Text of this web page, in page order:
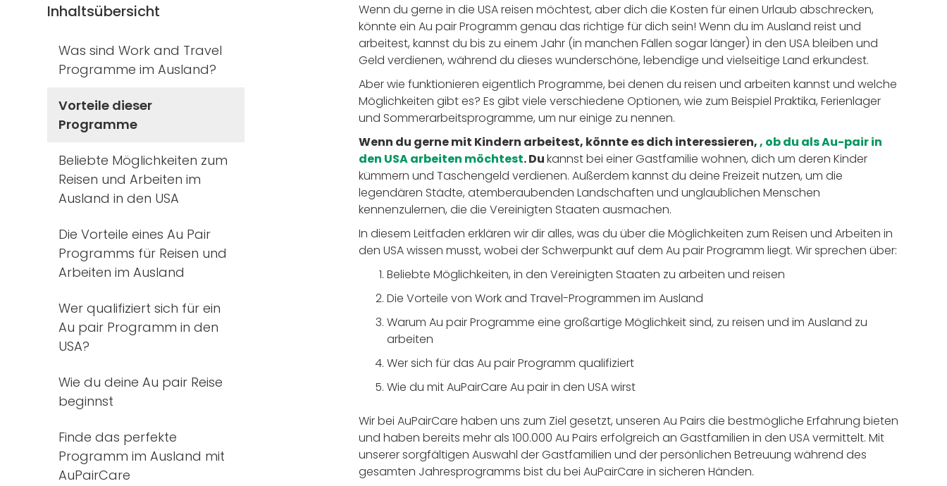
Inhaltsübersicht
Was sind Work and Travel
Programme im Ausland?
Vorteile dieser
Programme
Beliebte Möglichkeiten zum
Reisen und Arbeiten im
Ausland in den USA
Die Vorteile eines Au Pair
Programms für Reisen und
Arbeiten im Ausland
Wer qualifiziert sich für ein
Au pair Programm in den
USA?
Wie du deine Au pair Reise
beginnst
Finde das perfekte
Programm im Ausland mit
AuPairCare
Wenn du gerne in die USA reisen möchtest, aber dich die Kosten für einen Urlaub abschrecken,
könnte ein Au pair Programm genau das richtige für dich sein! Wenn du im Ausland reist und
arbeitest, kannst du bis zu einem Jahr (in manchen Fällen sogar länger) in den USA bleiben und
Geld verdienen, während du dieses wunderschöne, lebendige und vielseitige Land erkundest.
Aber wie funktionieren eigentlich Programme, bei denen du reisen und arbeiten kannst und welche
Möglichkeiten gibt es? Es gibt viele verschiedene Optionen, wie zum Beispiel Praktika, Ferienlager
und Sommerarbeitsprogramme, um nur einige zu nennen.
Wenn du gerne mit Kindern arbeitest, könnte es dich interessieren,, ob du als Au-pair in
den USA arbeiten möchtest. Dukannst bei einer Gastfamilie wohnen, dich um deren Kinder
kümmern und Taschengeld verdienen. Außerdem kannst du deine Freizeit nutzen, um die
legendären Städte, atemberaubenden Landschaften und unglaublichen Menschen
kennenzulernen, die die Vereinigten Staaten ausmachen.
In diesem Leitfaden erklären wir dir alles, was du über die Möglichkeiten zum Reisen und Arbeiten in
den USA wissen musst, wobei der Schwerpunkt auf dem Au pair Programm liegt. Wir sprechen über:
Beliebte Möglichkeiten, in den Vereinigten Staaten zu arbeiten und reisen
Die Vorteile von Work and Travel-Programmen im Ausland
Warum Au pair Programme eine großartige Möglichkeit sind, zu reisen und im Ausland zu
arbeiten
Wer sich für das Au pair Programm qualifiziert
Wie du mit AuPairCare Au pair in den USA wirst
Wir bei AuPairCare haben uns zum Ziel gesetzt, unseren Au Pairs die bestmögliche Erfahrung bieten
und haben bereits mehr als 100.000 Au Pairs erfolgreich an Gastfamilien in den USA vermittelt. Mit
unserer sorgfältigen Auswahl der Gastfamilien und der persönlichen Betreuung während des
gesamten Jahresprogramms bist du bei AuPairCare in sicheren Händen.